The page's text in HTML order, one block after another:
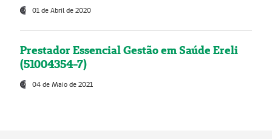
01 de Abril de 2020
Prestador Essencial Gestão em Saúde Ereli
(51004354-7)
04 de Maio de 2021